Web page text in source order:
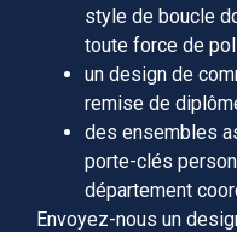
style de boucle
toute force de
un design de
remise de
des ensembles
porte-clés
département
Envoyez-nous un